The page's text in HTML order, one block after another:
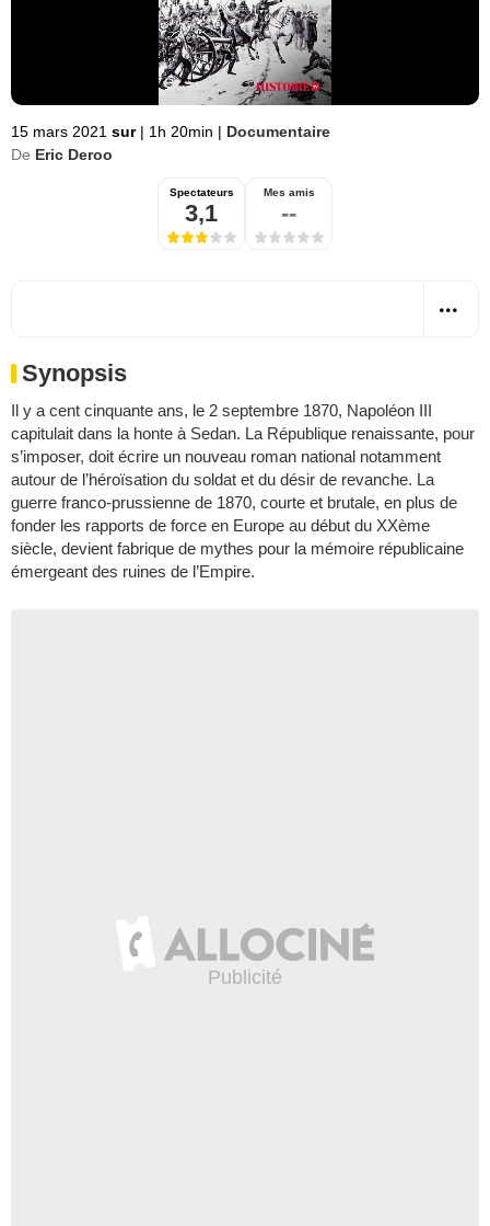
15 mars 2021 sur | 1h 20min | Documentaire
De Eric Deroo
Spectateurs
3,1
Mes amis
--
Synopsis
Il y a cent cinquante ans, le 2 septembre 1870, Napoléon III
capitulait dans la honte à Sedan. La République renaissante, pour
s’imposer, doit écrire un nouveau roman national notamment
autour de l’héroïsation du soldat et du désir de revanche. La
guerre franco-prussienne de 1870, courte et brutale, en plus de
fonder les rapports de force en Europe au début du XXème
siècle, devient fabrique de mythes pour la mémoire républicaine
émergeant des ruines de l’Empire.